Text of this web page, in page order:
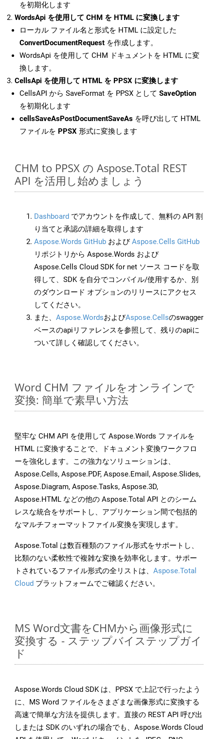
を初期化します
WordsApi を使用して CHM を HTML に変換します
ローカル ファイル名と形式を HTML に設定した
ConvertDocumentRequest を作成します。
WordsApi を使用して CHM ドキュメントを HTML に変
換します。
CellsApi を使用して HTML を PPSX に変換します
CellsAPI から SaveFormat を PPSX として SaveOption
を初期化します
cellsSaveAsPostDocumentSaveAs を呼び出して HTML
ファイルを PPSX 形式に変換します
CHM to PPSX の Aspose.Total REST
API を活用し始めましょう
Dashboard でアカウントを作成して、無料の API 割
り当てと承認の詳細を取得します
Aspose.Words GitHub およびAspose.Cells GitHub
リポジトリから Aspose.Words および
Aspose.Cells Cloud SDK for net ソース コードを取
得して、SDK を自分でコンパイル/使用するか、別
のダウンロード オプションのリリースにアクセス
してください。
また、 Aspose.WordsおよびAspose.Cellsのswagger
ベースのapiリファレンスを参照して、残りのapiに
ついて詳しく確認してください。
Word CHM ファイルをオンラインで
変換: 簡単で素早い方法
堅牢な CHM API を使用して Aspose.Words ファイルを
HTML に変換することで、ドキュメント変換ワークフロ
ーを強化します。この強力なソリューションは、
Aspose.Cells, Aspose.PDF, Aspose.Email, Aspose.Slides,
Aspose.Diagram, Aspose.Tasks, Aspose.3D,
Aspose.HTML などの他の Aspose.Total API とのシーム
レスな統合をサポートし、アプリケーション間で包括的
なマルチフォーマットファイル変換を実現します。
Aspose.Total は数百種類のファイル形式をサポートし、
比類のない柔軟性で複雑な変換を効率化します。サポー
トされているファイル形式の全リストは、 Aspose.Total
Cloud プラットフォームでご確認ください。
MS Word文書をCHMから画像形式に
変換する - ステップバイステップガイ
ド
Aspose.Words Cloud SDK は、PPSX で上記で行ったよう
に、MS Word ファイルをさまざまな画像形式に変換する
高速で簡単な方法を提供します。直接の REST API 呼び出
しまたは SDK のいずれの場合でも、Aspose.Words Cloud